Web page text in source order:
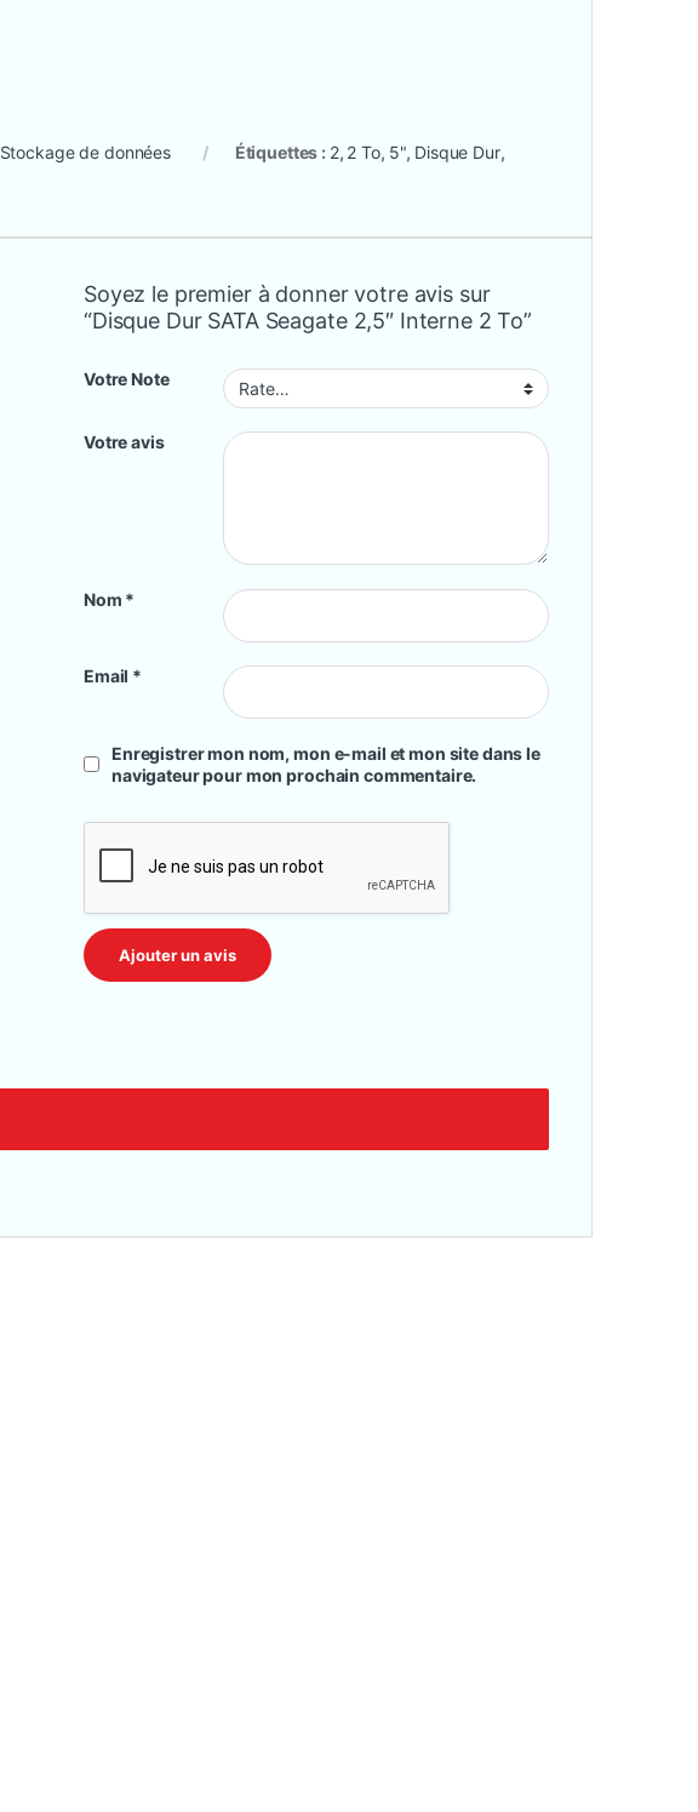
Stockage de données Étiquettes : 2, 2 To, 5", Disque Dur,
Soyez le premier à donner votre avis sur
“Disque Dur SATA Seagate 2,5″ Interne 2 To”
Votre Note
Votre avis
Nom *
Email *
Enregistrer mon nom, mon e-mail et mon site dans le
navigateur pour mon prochain commentaire.